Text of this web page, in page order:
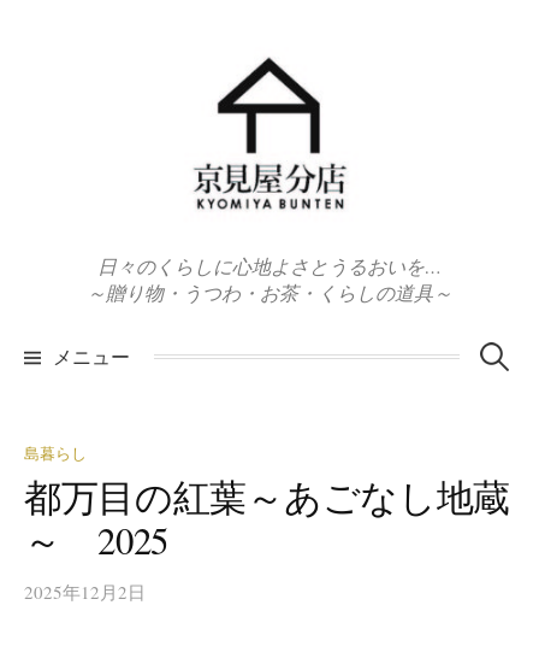
日々のくらしに心地よさとうるおいを…
～贈り物・うつわ・お茶・くらしの道具～
メニュー 検
島暮らし
都万目の紅葉～あごなし地蔵
～ 2025
2025年12月2日